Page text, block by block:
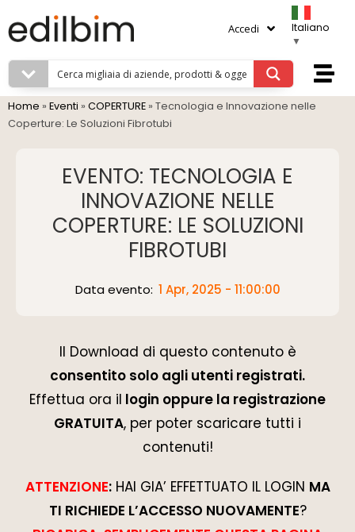
Accedi
Italiano
▼
Home » Eventi » COPERTURE » Tecnologia e Innovazione nelle
Coperture: Le Soluzioni Fibrotubi
EVENTO: TECNOLOGIA E
INNOVAZIONE NELLE
COPERTURE: LE SOLUZIONI
FIBROTUBI
Data evento: 1 Apr, 2025 - 11:00:00
Il Download di questo contenuto è
consentito solo agli utenti registrati.
Effettua ora il login oppure la registrazione
GRATUITA, per poter scaricare tutti i
contenuti!
ATTENZIONE:HAI GIA’ EFFETTUATO IL LOGIN MA
TI RICHIEDE L’ACCESSO NUOVAMENTE?